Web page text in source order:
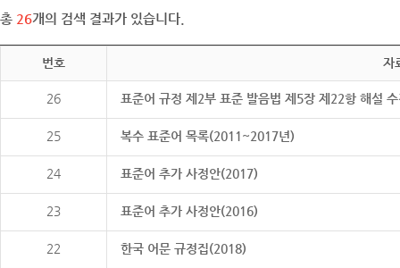
총 26개의 검색 결과가 있습니다.
번호 자
26 표준어 규정 제2부 표준 발음법 제5장 제22항 해설
25 복수 표준어 목록(2011~2017년)
24 표준어 추가 사정안(2017)
23 표준어 추가 사정안(2016)
22 한국 어문 규정집(2018)